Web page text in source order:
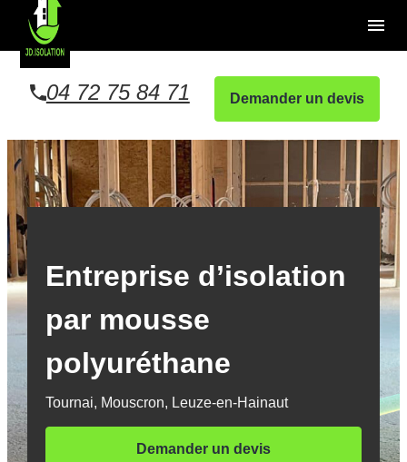
menu
04 72 75 84 71 Demander un devis
Entreprise d’isolation
par mousse
polyuréthane
Tournai, Mouscron, Leuze-en-Hainaut
Demander un devis
Panneau de gestion des cookies